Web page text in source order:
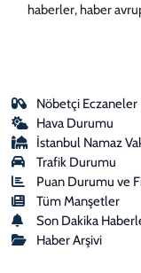
haberler, haber
Nöbetçi Eczaneler
Hava Durumu
İstanbul Namaz
Trafik Durumu
Puan Durumu ve
Tüm Manşetler
Son Dakika
Haber Arşivi